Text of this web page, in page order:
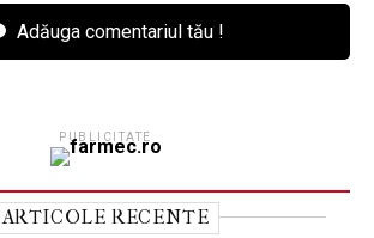
Adăuga comentariul tău !
PUBLICITATE
ARTICOLE RECENTE